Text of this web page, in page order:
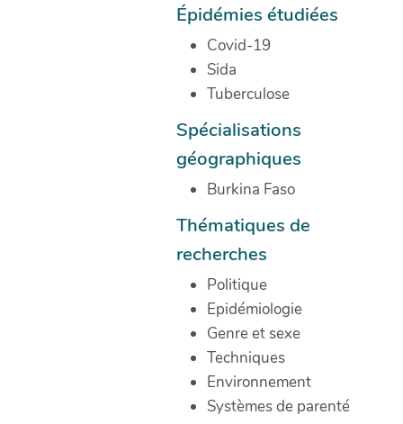
Épidémies étudiées
Covid-19
Sida
Tuberculose
Spécialisations
géographiques
Burkina Faso
Thématiques de
recherches
Politique
Epidémiologie
Genre et sexe
Techniques
Environnement
Systèmes de parenté